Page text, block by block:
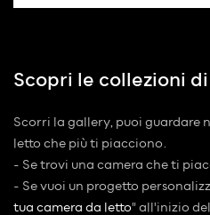
Scopri le collezioni
Scorri la gallery, puoi guardare
letto che più ti piacciono.
- Se trovi una camera che ti
- Se vuoi un progetto
tua camera da letto" all'inizio